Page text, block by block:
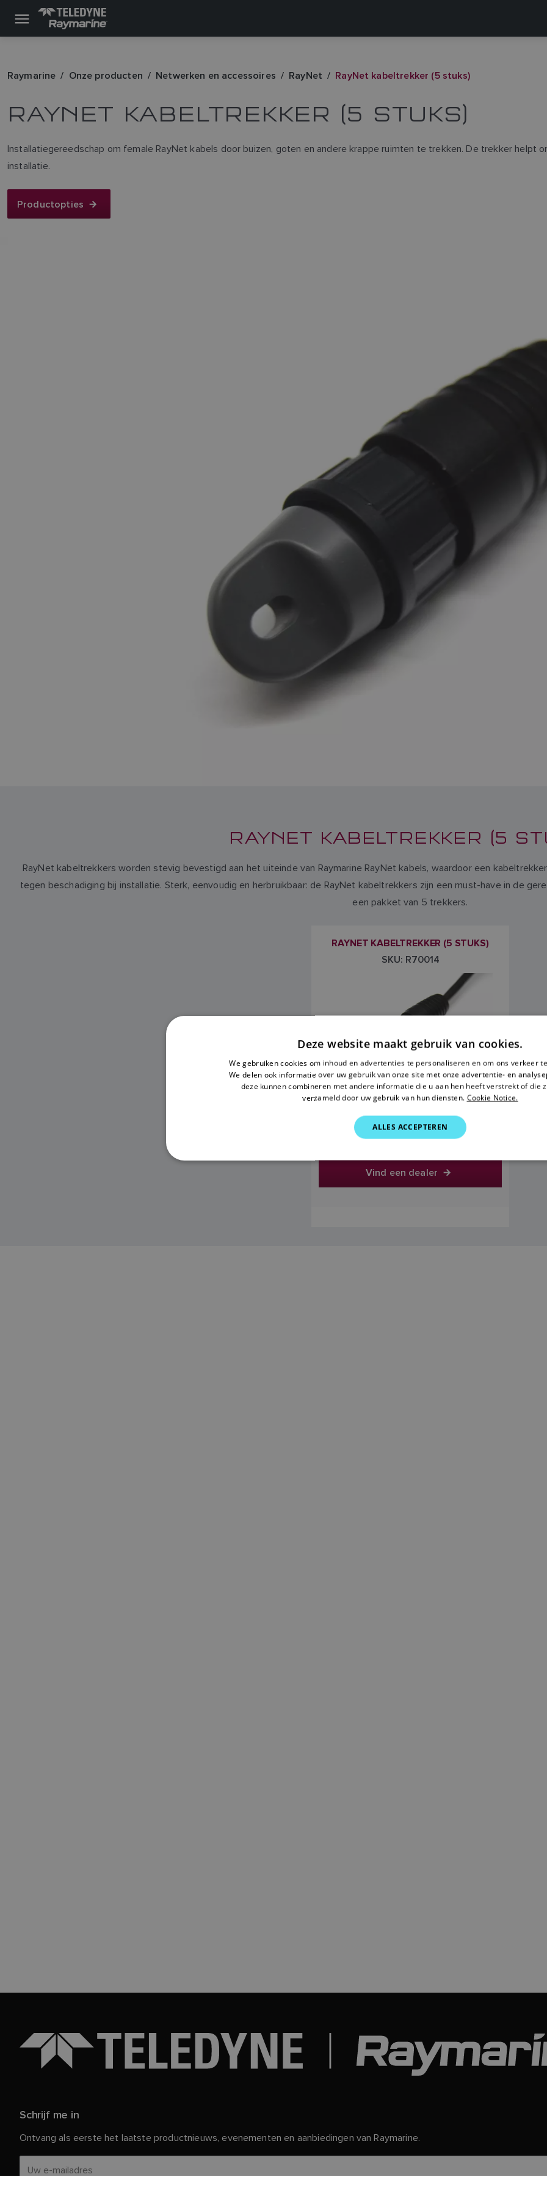
Raymarine Onze producten Netwerken en accessoires RayNet RayNet kabeltrekker (5 stuks)
RAYNET KABELTREKKER (5 STUKS)
Installatiegereedschap om female RayNet kabels door buizen, goten en andere krappe ruimten te trekken. De trekker helpt
installatie.
Productopties
RAYNET KABELTREKKER (5
RayNet kabeltrekkers worden stevig bevestigd aan het uiteinde van Raymarine RayNet kabels, waardoor een
tegen beschadiging bij installatie. Sterk, eenvoudig en herbruikbaar: de RayNet kabeltrekkers zijn een must-have in de
een pakket van 5 trekkers.
RAYNET KABELTREKKER (5 STUKS)
SKU: R70014
30,25 €
Prijzen zijn inclusief btw.
Vind een dealer
Schrijf me in
Ontvang als eerste het laatste productnieuws, evenementen en aanbiedingen van Raymarine.
Deze website maakt gebruik van cookies.
We gebruiken cookies om inhoud en advertenties te personaliseren en om ons verkeer
We delen ook informatie over uw gebruik van onze site met onze advertentie- en
deze kunnen combineren met andere informatie die u aan hen heeft verstrekt of die
verzameld door uw gebruik van hun diensten. Cookie Notice.
ALLES ACCEPTEREN